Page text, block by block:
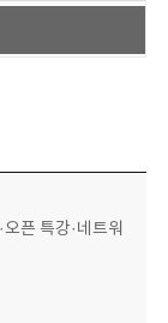
픈 특강·네트워